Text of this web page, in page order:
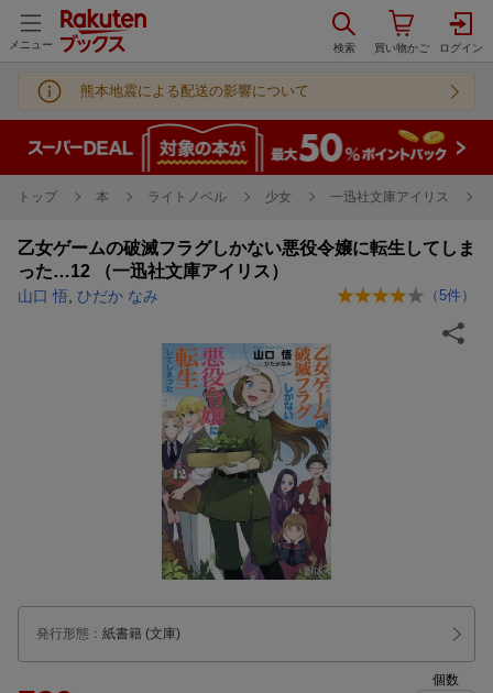
メニュー
熊本地震による配送の影響について
トップ 本 ライトノベル 少女 一迅社文庫アイリス
乙女ゲームの破滅フラグしかない悪役令嬢に転生してしま
った…12 （一迅社文庫アイリス）
山口 悟 ひだか なみ （5件）
発行形態 ： 紙書籍 (文庫)
個数